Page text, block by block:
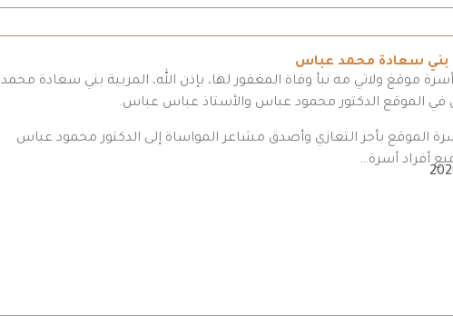
بني سعادة محمد عباس
موقع ولاتي مه نبأ وفاة المغفور لها، بإذن الله، المربية بني سعادة محمد
الموقع الدكتور محمود عباس والأستاذ عباس عباس.
الموقع بأحر التعازي وأصدق مشاعر المواساة إلى الدكتور محمود عباس
أفراد أسرة…